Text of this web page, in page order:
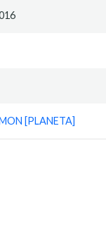
[PLANETA]